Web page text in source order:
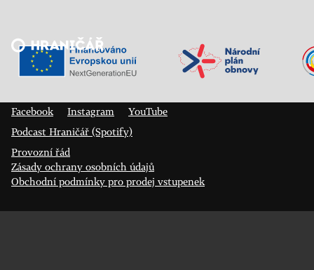
Veřejný sál Hraničář, spolek
Facebook
Instagram
YouTube
Podcast Hraničář (Spotify)
Provozní řád
Zásady ochrany osobních údajů
Obchodní podmínky pro prodej vstupenek